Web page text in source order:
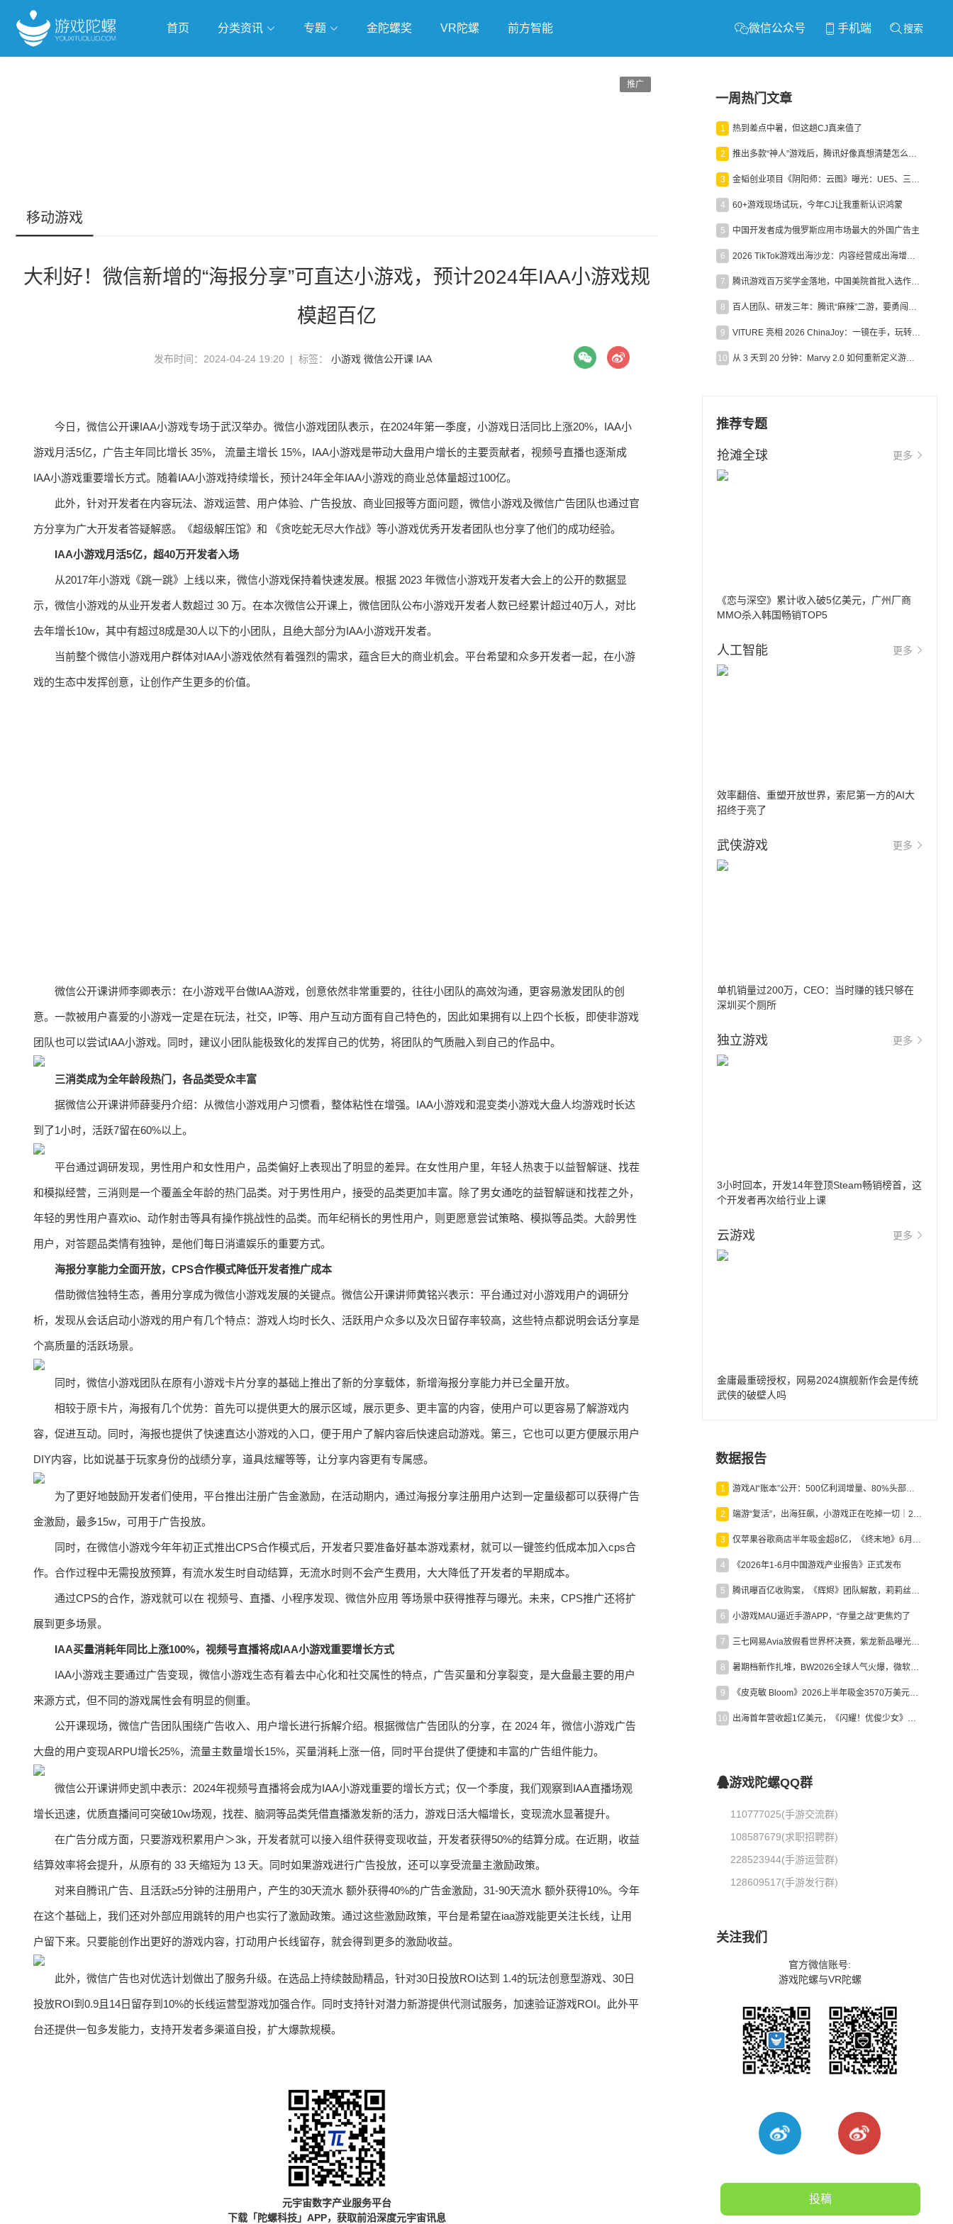
首页 分类资讯 专题 金陀螺奖 VR陀螺 前方智能 微信公众号 手机端 搜索
推广
移动游戏
大利好！微信新增的“海报分享”可直达小游戏，预计2024年IAA小游戏规
模超百亿
发布时间：2024-04-24 19:20 | 标签： 小游戏 微信公开课 IAA
今日，微信公开课IAA小游戏专场于武汉举办。微信小游戏团队表示，在2024年第一季度，小游戏日活同比上涨20%，IAA小
游戏月活5亿，广告主年同比增长 35%， 流量主增长 15%，IAA小游戏是带动大盘用户增长的主要贡献者，视频号直播也逐渐成
IAA小游戏重要增长方式。随着IAA小游戏持续增长，预计24年全年IAA小游戏的商业总体量超过100亿。
此外，针对开发者在内容玩法、游戏运营、用户体验、广告投放、商业回报等方面问题，微信小游戏及微信广告团队也通过官
方分享为广大开发者答疑解惑。《超级解压馆》和 《贪吃蛇无尽大作战》等小游戏优秀开发者团队也分享了他们的成功经验。
IAA小游戏月活5亿，超40万开发者入场
从2017年小游戏《跳一跳》上线以来，微信小游戏保持着快速发展。根据 2023 年微信小游戏开发者大会上的公开的数据显
示，微信小游戏的从业开发者人数超过 30 万。在本次微信公开课上，微信团队公布小游戏开发者人数已经累计超过40万人，对比
去年增长10w，其中有超过8成是30人以下的小团队，且绝大部分为IAA小游戏开发者。
当前整个微信小游戏用户群体对IAA小游戏依然有着强烈的需求，蕴含巨大的商业机会。平台希望和众多开发者一起，在小游
戏的生态中发挥创意，让创作产生更多的价值。
微信公开课讲师李卿表示：在小游戏平台做IAA游戏，创意依然非常重要的，往往小团队的高效沟通，更容易激发团队的创
意。一款被用户喜爱的小游戏一定是在玩法，社交，IP等、用户互动方面有自己特色的，因此如果拥有以上四个长板，即使非游戏
团队也可以尝试IAA小游戏。同时，建议小团队能极致化的发挥自己的优势，将团队的气质融入到自己的作品中。
三消类成为全年龄段热门，各品类受众丰富
据微信公开课讲师薛斐丹介绍：从微信小游戏用户习惯看，整体粘性在增强。IAA小游戏和混变类小游戏大盘人均游戏时长达
到了1小时，活跃7留在60%以上。
平台通过调研发现，男性用户和女性用户，品类偏好上表现出了明显的差异。在女性用户里，年轻人热衷于以益智解谜、找茬
和模拟经营，三消则是一个覆盖全年龄的热门品类。对于男性用户，接受的品类更加丰富。除了男女通吃的益智解谜和找茬之外，
年轻的男性用户喜欢io、动作射击等具有操作挑战性的品类。而年纪稍长的男性用户，则更愿意尝试策略、模拟等品类。大龄男性
用户，对答题品类情有独钟，是他们每日消遣娱乐的重要方式。
海报分享能力全面开放，CPS合作模式降低开发者推广成本
借助微信独特生态，善用分享成为微信小游戏发展的关键点。微信公开课讲师黄铭兴表示：平台通过对小游戏用户的调研分
析，发现从会话启动小游戏的用户有几个特点：游戏人均时长久、活跃用户众多以及次日留存率较高，这些特点都说明会话分享是
个高质量的活跃场景。
同时，微信小游戏团队在原有小游戏卡片分享的基础上推出了新的分享载体，新增海报分享能力并已全量开放。
相较于原卡片，海报有几个优势：首先可以提供更大的展示区域，展示更多、更丰富的内容，使用户可以更容易了解游戏内
容，促进互动。同时，海报也提供了快速直达小游戏的入口，便于用户了解内容后快速启动游戏。第三，它也可以更方便展示用户
DIY内容，比如说基于玩家身份的战绩分享，道具炫耀等等，让分享内容更有专属感。
为了更好地鼓励开发者们使用，平台推出注册广告金激励，在活动期内，通过海报分享注册用户达到一定量级都可以获得广告
金激励，最多15w，可用于广告投放。
同时，在微信小游戏今年年初正式推出CPS合作模式后，开发者只要准备好基本游戏素材，就可以一键签约低成本加入cps合
作。合作过程中无需投放预算，有流水发生时自动结算，无流水时则不会产生费用，大大降低了开发者的早期成本。
通过CPS的合作，游戏就可以在 视频号、直播、小程序发现、微信外应用 等场景中获得推荐与曝光。未来，CPS推广还将扩
展到更多场景。
IAA买量消耗年同比上涨100%，视频号直播将成IAA小游戏重要增长方式
IAA小游戏主要通过广告变现，微信小游戏生态有着去中心化和社交属性的特点，广告买量和分享裂变，是大盘最主要的用户
来源方式，但不同的游戏属性会有明显的侧重。
公开课现场，微信广告团队围绕广告收入、用户增长进行拆解介绍。根据微信广告团队的分享，在 2024 年，微信小游戏广告
大盘的用户变现ARPU增长25%，流量主数量增长15%，买量消耗上涨一倍，同时平台提供了便捷和丰富的广告组件能力。
微信公开课讲师史凯中表示：2024年视频号直播将会成为IAA小游戏重要的增长方式；仅一个季度，我们观察到IAA直播场观
增长迅速，优质直播间可突破10w场观，找茬、脑洞等品类凭借直播激发新的活力，游戏日活大幅增长，变现流水显著提升。
在广告分成方面，只要游戏积累用户＞3k，开发者就可以接入组件获得变现收益，开发者获得50%的结算分成。在近期，收益
结算效率将会提升，从原有的 33 天缩短为 13 天。同时如果游戏进行广告投放，还可以享受流量主激励政策。
对来自腾讯广告、且活跃≥5分钟的注册用户，产生的30天流水 额外获得40%的广告金激励，31-90天流水 额外获得10%。今年
在这个基础上，我们还对外部应用跳转的用户也实行了激励政策。通过这些激励政策，平台是希望在iaa游戏能更关注长线，让用
户留下来。只要能创作出更好的游戏内容，打动用户长线留存，就会得到更多的激励收益。
此外，微信广告也对优选计划做出了服务升级。在选品上持续鼓励精品，针对30日投放ROI达到 1.4的玩法创意型游戏、30日
投放ROI到0.9且14日留存到10%的长线运营型游戏加强合作。同时支持针对潜力新游提供代测试服务，加速验证游戏ROI。此外平
台还提供一包多发能力，支持开发者多渠道自投，扩大爆款规模。
元宇宙数字产业服务平台
下载「陀螺科技」APP，获取前沿深度元宇宙讯息
一周热门文章
1 热到差点中暑，但这趟CJ真来值了
2 推出多款“神人”游戏后，腾讯好像真想清楚怎么做二次元了
3 金韬创业项目《阴阳师：云图》曝光：UE5、三端互通、ARPG
4 60+游戏现场试玩，今年CJ让我重新认识鸿蒙
5 中国开发者成为俄罗斯应用市场最大的外国广告主
6 2026 TikTok游戏出海沙龙：内容经营成出海增长新引擎
7 腾讯游戏百万奖学金落地，中国美院首批入选作品获业内关注
8 百人团队、研发三年：腾讯“麻辣”二游，要勇闯男性恋爱市场
9 VITURE 亮相 2026 ChinaJoy：一镜在手，玩转全场！
10 从 3 天到 20 分钟：Marvy 2.0 如何重新定义游戏出海营销效率？
推荐专题
抢滩全球 更多
《恋与深空》累计收入破5亿美元，广州厂商
MMO杀入韩国畅销TOP5
人工智能 更多
效率翻倍、重塑开放世界，索尼第一方的AI大
招终于亮了
武侠游戏 更多
单机销量过200万，CEO：当时赚的钱只够在
深圳买个厕所
独立游戏 更多
3小时回本，开发14年登顶Steam畅销榜首，这
个开发者再次给行业上课
云游戏 更多
金庸最重磅授权，网易2024旗舰新作会是传统
武侠的破壁人吗
数据报告
1 游戏AI“账本”公开：500亿利润增量、80%头部入局，谁在闷声发财？
2 端游“复活”，出海狂飙，小游戏正在吃掉一切｜2026上半年产业报告
3 仅苹果谷歌商店半年吸金超8亿，《终末地》6月份收入显著回暖
4 《2026年1-6月中国游戏产业报告》正式发布
5 腾讯曝百亿收购案，《辉烬》团队解散，莉莉丝新作曝光｜陀螺周报
6 小游戏MAU逼近手游APP，“存量之战”更焦灼了
7 三七网易Avia放假看世界杯决赛，紫龙新品曝光，米哈游新作上线 | 陀螺周报
8 暑期档新作扎堆，BW2026全球人气火爆，微软XBOX大裁员|陀螺周报
9 《皮克敏 Bloom》2026上半年吸金3570万美元，中国台湾成最大市场
10 出海首年营收超1亿美元，《闪耀！优俊少女》美国市场占比达七成
游戏陀螺QQ群
110777025(手游交流群)
108587679(求职招聘群)
228523944(手游运营群)
128609517(手游发行群)
关注我们
官方微信账号:
游戏陀螺与VR陀螺
投稿